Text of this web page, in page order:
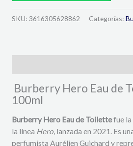
SKU: 3616305628862 Categorías:
Burberry Hero Eau de
100ml
Burberry Hero Eau de Toilettefue la
la línea Hero, lanzada en 2021. Es
perfumista Aurélien Guichard y